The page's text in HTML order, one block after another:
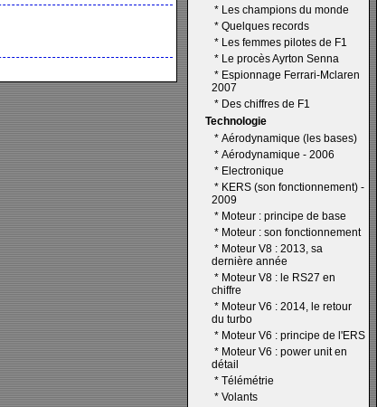
* Les champions du monde
* Quelques records
* Les femmes pilotes de F1
* Le procès Ayrton Senna
* Espionnage Ferrari-Mclaren
2007
* Des chiffres de F1
Technologie
* Aérodynamique (les bases)
* Aérodynamique - 2006
* Electronique
* KERS (son fonctionnement) -
2009
* Moteur : principe de base
* Moteur : son fonctionnement
* Moteur V8 : 2013, sa
dernière année
* Moteur V8 : le RS27 en
chiffre
* Moteur V6 : 2014, le retour
du turbo
* Moteur V6 : principe de l'ERS
* Moteur V6 : power unit en
détail
* Télémétrie
* Volants